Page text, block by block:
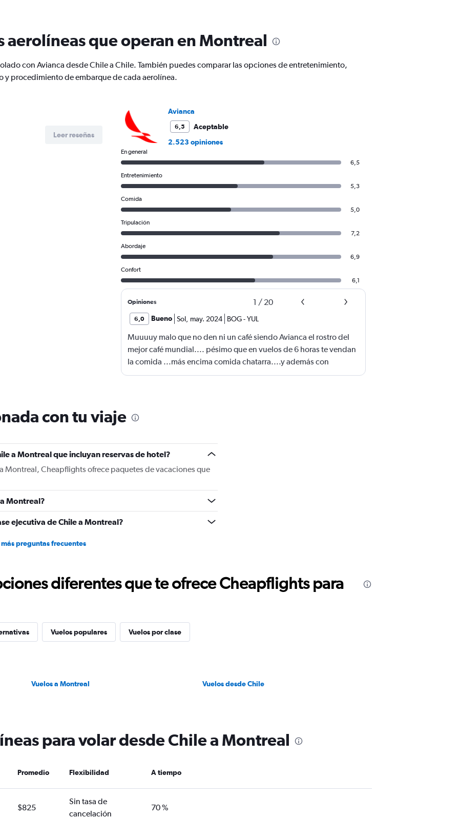
chart
has
Y
axis
0
to
900.
aerolíneas que operan en Montreal
con Avianca desde Chile a Chile. También puedes comparar las opciones de entretenimiento,
procedimiento de embarque de cada aerolínea.
Leer reseñas
Avianca
6,5
Aceptable
2.523 opiniones
En general
6,5
Entretenimiento
5,3
Comida
5,0
Tripulación
7,2
Abordaje
6,9
Confort
6,1
Opiniones 1 / 20
6,0 Bueno Sol may. 2024 BOG-YUL
Muuuuy malo que no den ni un café siendo Avianca el rostro del
mejor café mundial.... pésimo que en vuelos de 6 horas te vendan
la comida ...más encima comida chatarra....y además con
tarjeta....
con tu viaje
a Montreal que incluyan reservas de hotel?
Montreal, Cheapflights ofrece paquetes de vacaciones que
Montreal?
ejecutiva de Chile a Montreal?
más preguntas frecuentes
diferentes que te ofrece Cheapflights para
Vuelos populares Vuelos por clase
Vuelos a Montreal
Vuelos desde Chile
para volar desde Chile a Montreal
Promedio Flexibilidad A tiempo
$825
Sin tasa de
cancelación
70 %